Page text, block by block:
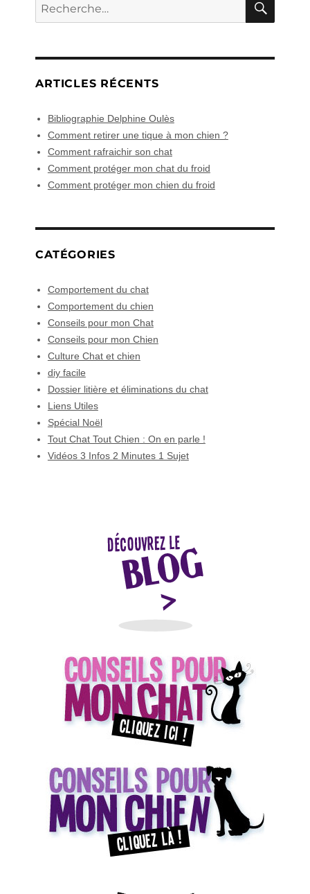
ARTICLES RÉCENTS
Bibliographie Delphine Oulès
Comment retirer une tique à mon chien ?
Comment rafraichir son chat
Comment protéger mon chat du froid
Comment protéger mon chien du froid
CATÉGORIES
Comportement du chat
Comportement du chien
Conseils pour mon Chat
Conseils pour mon Chien
Culture Chat et chien
diy facile
Dossier litière et éliminations du chat
Liens Utiles
Spécial Noël
Tout Chat Tout Chien : On en parle !
Vidéos 3 Infos 2 Minutes 1 Sujet